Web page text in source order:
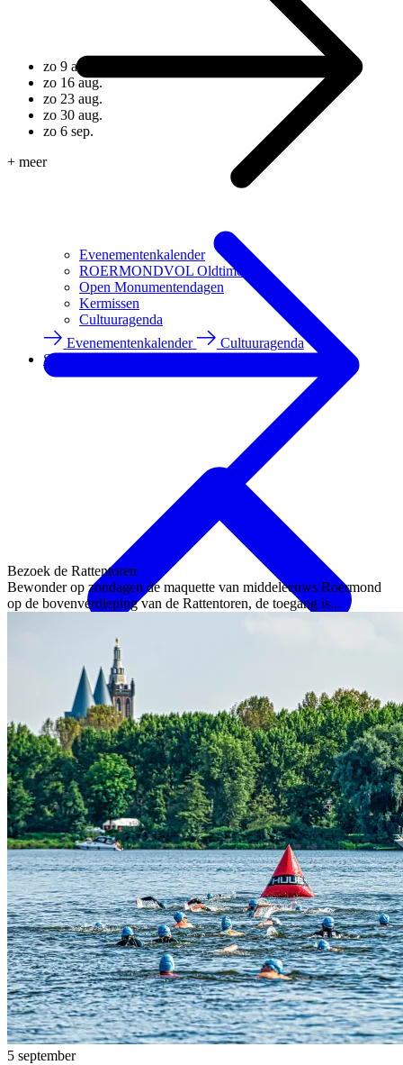
Evenementenkalender
ROERMONDVOL Oldtimers
Open Monumentendagen
Kermissen
Cultuuragenda
Evenementenkalender
Cultuuragenda
Shoppen
zo 9 aug.
zo 16 aug.
zo 23 aug.
zo 30 aug.
zo 6 sep.
+ meer
Bezoek de Rattentoren
Bewonder op zondagen de maquette van middeleeuws Roermond
op de bovenverdieping van de Rattentoren, de toegang is...
5 september